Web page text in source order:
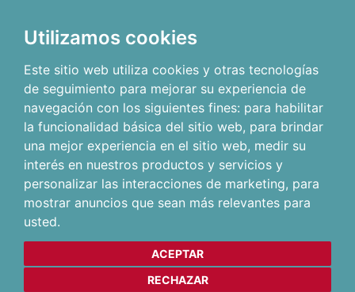
Utilizamos cookies
Este sitio web utiliza cookies y otras tecnologías
de seguimiento para mejorar su experiencia de
navegación con los siguientes fines: para habilitar
la funcionalidad básica del sitio web, para brindar
una mejor experiencia en el sitio web, medir su
interés en nuestros productos y servicios y
personalizar las interacciones de marketing, para
mostrar anuncios que sean más relevantes para
usted.
ACEPTAR
RECHAZAR